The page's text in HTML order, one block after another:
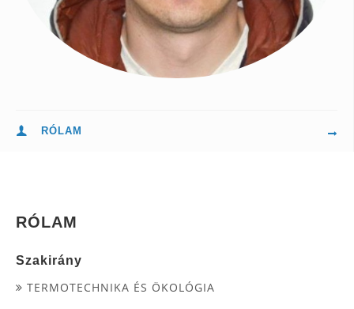
RÓLAM
RÓLAM
Szakirány
TERMOTECHNIKA ÉS ÖKOLÓGIA